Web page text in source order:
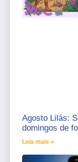
Agosto Lilás:
domingos de
Leia mais »